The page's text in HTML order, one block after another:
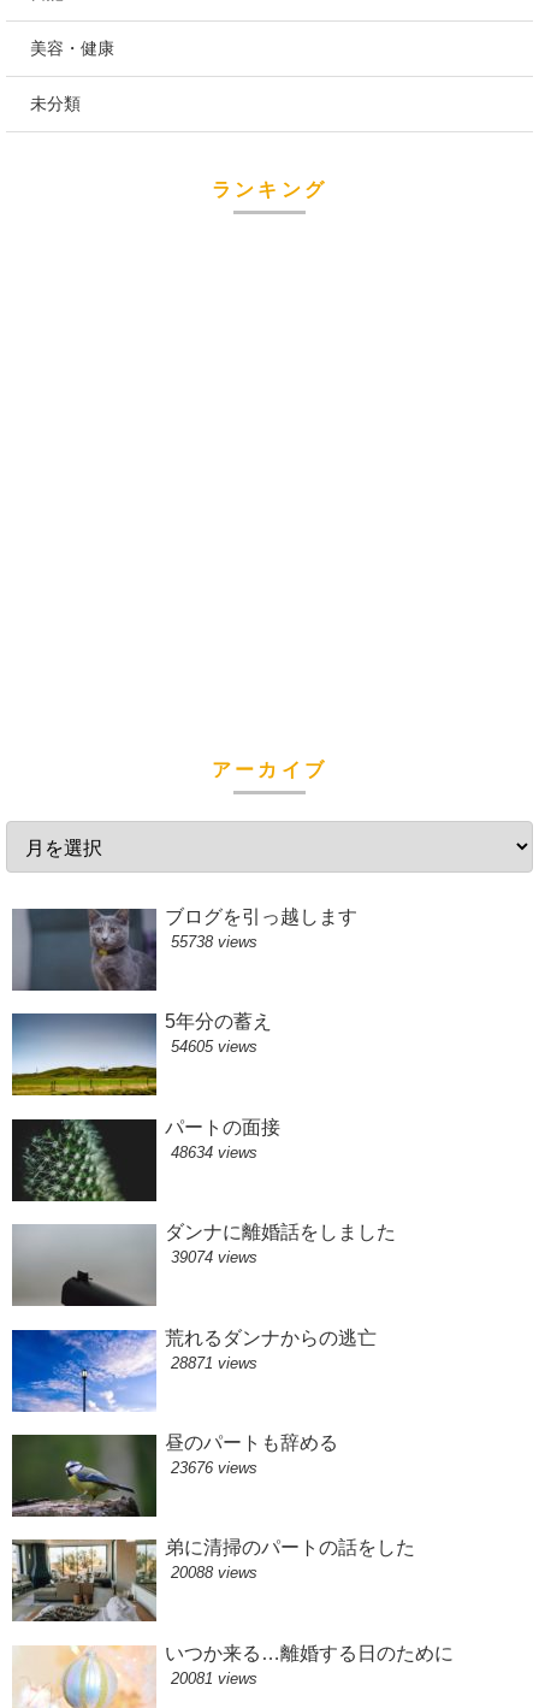
美容・健康
未分類
ランキング
アーカイブ
ブログを引っ越します
55738 views
5年分の蓄え
54605 views
パートの面接
48634 views
ダンナに離婚話をしました
39074 views
荒れるダンナからの逃亡
28871 views
昼のパートも辞める
23676 views
弟に清掃のパートの話をした
20088 views
いつか来る…離婚する日のために
20081 views